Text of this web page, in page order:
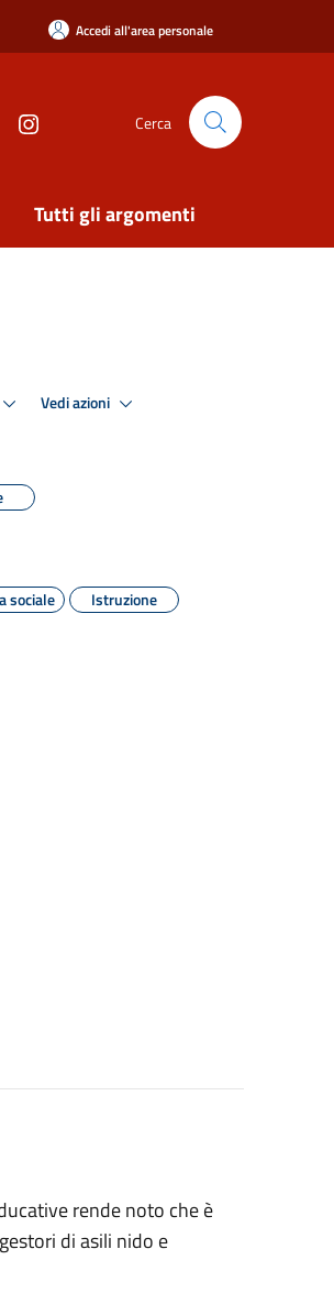
Accedi all'area personale
Cerca
Tutti gli argomenti
Vedi azioni
sociale
Istruzione
rende noto che è
gestori di asili nido e